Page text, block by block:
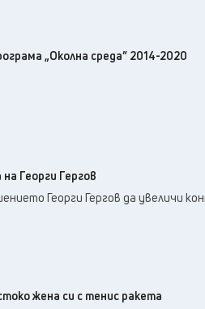
„Околна среда” 2014-2020
Георги Гергов
Георги Гергов да увеличи
жена си с тенис ракета